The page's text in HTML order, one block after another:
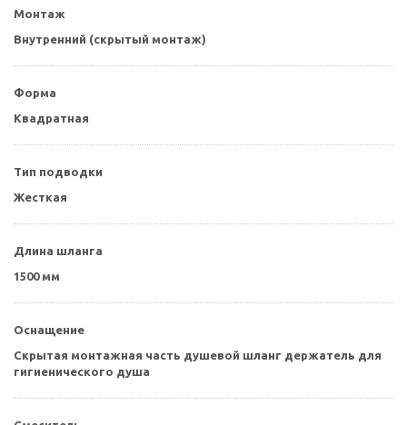
Монтаж
Внутренний (скрытый монтаж)
Форма
Квадратная
Тип подводки
Жесткая
Длина шланга
1500 мм
Оснащение
Скрытая монтажная часть душевой шланг держатель для
гигиенического душа